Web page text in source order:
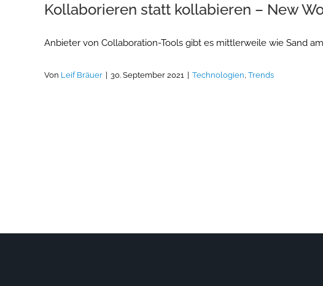
Kollaborieren statt kollabieren – New
Anbieter von Collaboration-Tools gibt es mittlerweile wie Sand
Von Leif Bräuer 30. September 2021 Technologien, Trends